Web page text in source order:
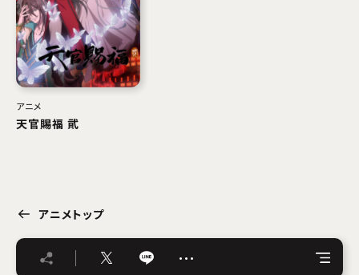
アニメ
天官賜福 貮
アニメトップ
…